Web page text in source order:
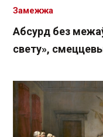
Абсурд без
свету»,
Замежжа